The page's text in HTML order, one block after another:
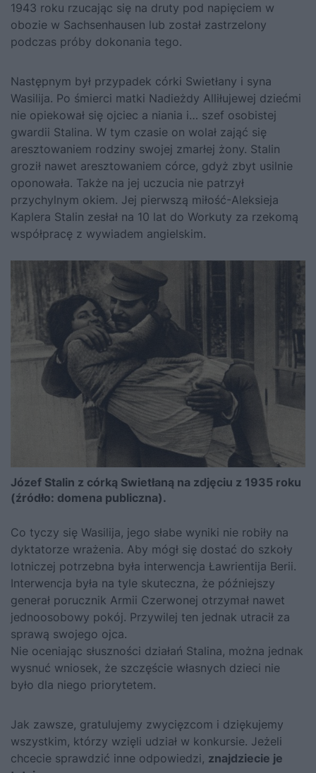
1943 roku rzucając się na druty pod napięciem w
obozie w Sachsenhausen lub został zastrzelony
podczas próby dokonania tego.
Następnym był przypadek córki Swietłany i syna
Wasilija. Po śmierci matki Nadieżdy Alliłujewej dziećmi
nie opiekował się ojciec a niania i… szef osobistej
gwardii Stalina. W tym czasie on wolał zająć się
aresztowaniem rodziny swojej zmarłej żony. Stalin
groził nawet aresztowaniem córce, gdyż zbyt usilnie
oponowała. Także na jej uczucia nie patrzył
przychylnym okiem. Jej pierwszą miłość-Aleksieja
Kaplera Stalin zesłał na 10 lat do Workuty za rzekomą
współpracę z wywiadem angielskim.
Józef Stalin z córką Swietłaną na zdjęciu z 1935 roku
(źródło: domena publiczna).
Co tyczy się Wasilija, jego słabe wyniki nie robiły na
dyktatorze wrażenia. Aby mógł się dostać do szkoły
lotniczej potrzebna była interwencja Ławrientija Berii.
Interwencja była na tyle skuteczna, że późniejszy
generał porucznik Armii Czerwonej otrzymał nawet
jednoosobowy pokój. Przywilej ten jednak utracił za
sprawą swojego ojca.
Nie oceniając słuszności działań Stalina, można jednak
wysnuć wniosek, że szczęście własnych dzieci nie
było dla niego priorytetem.
Jak zawsze, gratulujemy zwycięzcom i dziękujemy
wszystkim, którzy wzięli udział w konkursie. Jeżeli
chcecie sprawdzić inne odpowiedzi, znajdziecie je